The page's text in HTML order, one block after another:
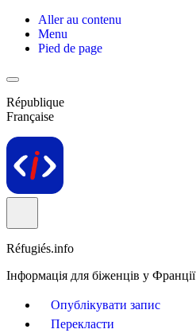
Aller au contenu
Menu
Pied de page
République
Française
Réfugiés.info
Інформація для біженців у Франції
Опублікувати запис
Перекласти